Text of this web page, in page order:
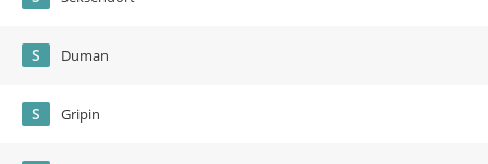
S Duman
S Gripin